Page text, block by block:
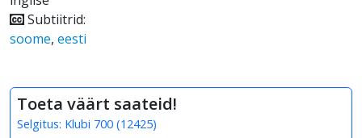
Subtiitrid:
soome, eesti
Toeta väärt saateid!
Selgitus: Klubi 700 (12425)